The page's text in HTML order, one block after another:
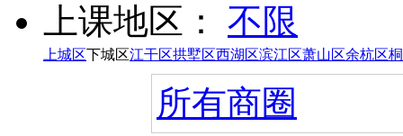
上课地区： 不限
上城区下城区江干区拱墅区西湖区滨江区萧山区余杭区
所有商圈